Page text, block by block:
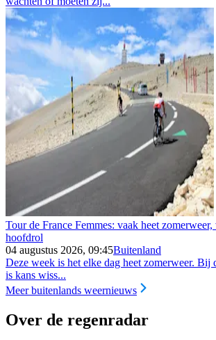
Tour de France Femmes: vaak heet
hoofdrol
04 augustus 2026, 09:45Buitenland
Deze week is het elke dag heet zomerweer. Bij
is kans wiss...
Meer buitenlands weernieuws
Over de regenradar